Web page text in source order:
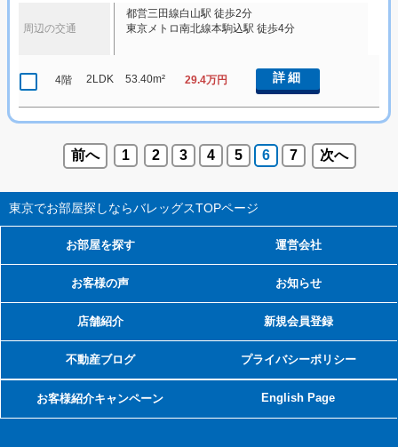
周辺の交通
都営三田線白山駅 徒歩2分
東京メトロ南北線本駒込駅 徒歩4分
4階 2LDK 53.40m² 29.4万円 詳細
前へ 1 2 3 4 5 6 7 次へ
東京でお部屋探しならバレッグスTOPページ
お部屋を探す
お客様の声
店舗紹介
不動産ブログ
お客様紹介キャンペーン
運営会社
お知らせ
新規会員登録
プライバシーポリシー
English Page